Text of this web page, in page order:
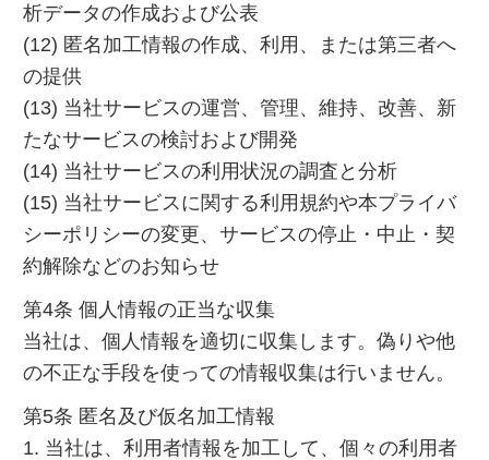
析データの作成および公表
(12) 匿名加工情報の作成、利用、または第三者へ
の提供
(13) 当社サービスの運営、管理、維持、改善、新
たなサービスの検討および開発
(14) 当社サービスの利用状況の調査と分析
(15) 当社サービスに関する利用規約や本プライバ
シーポリシーの変更、サービスの停止・中止・契
約解除などのお知らせ
第4条 個人情報の正当な収集
当社は、個人情報を適切に収集します。偽りや他
の不正な手段を使っての情報収集は行いません。
第5条 匿名及び仮名加工情報
1. 当社は、利用者情報を加工して、個々の利用者